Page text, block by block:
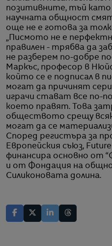
позитивните, тъй като
научната общност
още не е готова за
„Писмото не е
правилен - трябва да
не разберем по-добре
Маркъс, професор в
който се е подписал в
могат да причинят
играчи стават все по-
което правят. Това
обществото срещу
могат да се
Според регистъра за
Европейския съюз,
финансира основно от
и от Фондация на
Силиконовата долина.